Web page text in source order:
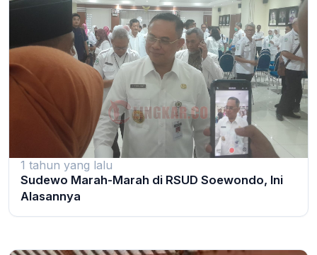
1 tahun yang lalu
Sudewo Marah-Marah di RSUD Soewondo, Ini
Alasannya